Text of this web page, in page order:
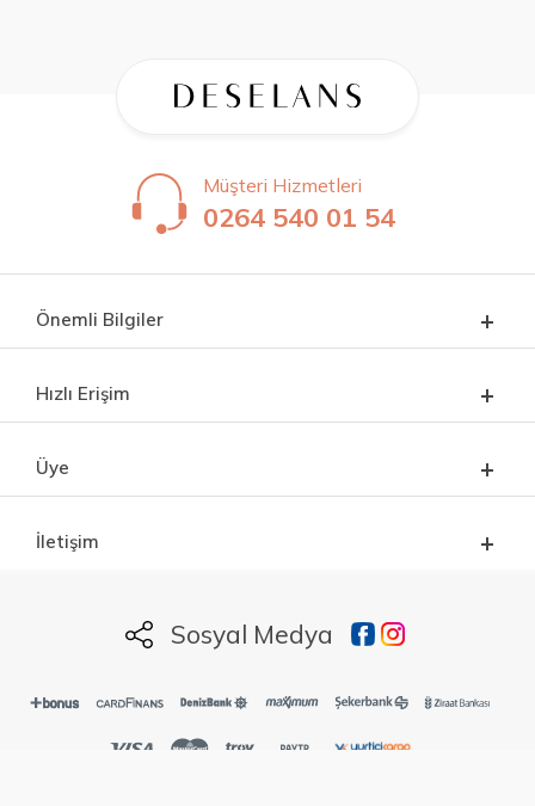
Müşteri Hizmetleri
0264 540 01 54
Önemli Bilgiler
Hızlı Erişim
Üye
İletişim
Sosyal Medya